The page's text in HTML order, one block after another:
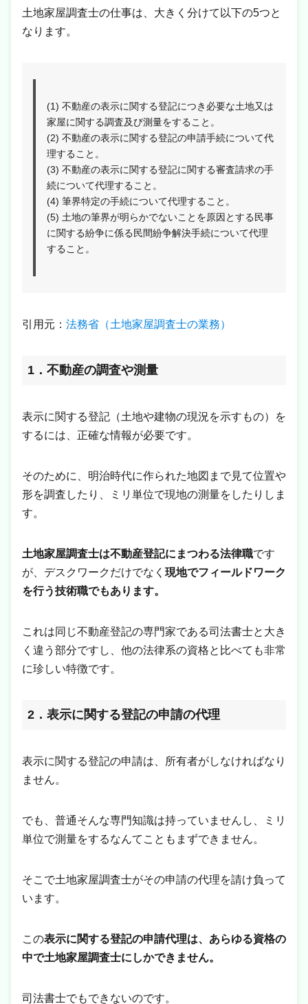
土地家屋調査士の仕事は、大きく分けて以下の5つと
なります。
(1) 不動産の表示に関する登記につき必要な土地又は
家屋に関する調査及び測量をすること。
(2) 不動産の表示に関する登記の申請手続について代
理すること。
(3) 不動産の表示に関する登記に関する審査請求の手
続について代理すること。
(4) 筆界特定の手続について代理すること。
(5) 土地の筆界が明らかでないことを原因とする民事
に関する紛争に係る民間紛争解決手続について代理
すること。
引用元： 法務省（土地家屋調査士の業務）
1．不動産の調査や測量
表示に関する登記（土地や建物の現況を示すもの）を
するには、正確な情報が必要です。
そのために、明治時代に作られた地図まで見て位置や
形を調査したり、ミリ単位で現地の測量をしたりしま
す。
土地家屋調査士は不動産登記にまつわる法律職です
が、デスクワークだけでなく 現地でフィールドワーク
を行う技術職でもあります。
これは同じ不動産登記の専門家である司法書士と大き
く違う部分ですし、他の法律系の資格と比べても非常
に珍しい特徴です。
2．表示に関する登記の申請の代理
表示に関する登記の申請は、所有者がしなければなり
ません。
でも、普通そんな専門知識は持っていませんし、ミリ
単位で測量をするなんてこともまずできません。
そこで土地家屋調査士がその申請の代理を請け負って
います。
この表示に関する登記の申請代理は、あらゆる資格の
中で土地家屋調査士にしかできません。
司法書士でもできないのです。